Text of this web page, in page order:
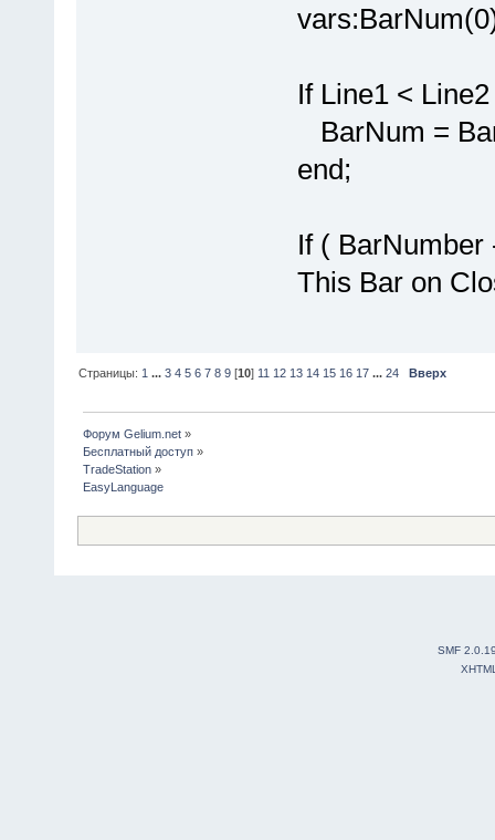
If Line1 <
BarNum =
end;
If (
This Bar on
Страницы: 1 ...3 4 5 6 7 8 9 [10] 11 12 13 14 15 16 17 ...24 Вверх
Форум Gelium.net »
Бесплатный доступ »
TradeStation »
EasyLanguage
SMF